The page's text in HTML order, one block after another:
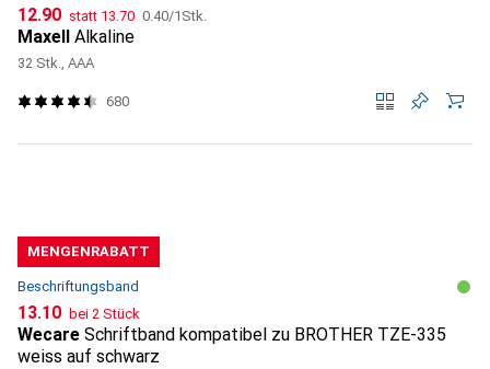
CHF
12.90 statt CHF
13.70 CHF
0.40/1Stk.
Maxell Alkaline
32 Stk., AAA
680
MENGENRABATT
Beschriftungsband
CHF
13.10 bei 2 Stück
Wecare Schriftband kompatibel zu BROTHER TZE-335
weiss auf schwarz